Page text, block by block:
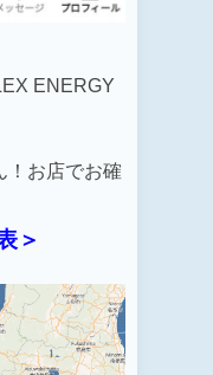
ENERGY
！お店でお確
＞